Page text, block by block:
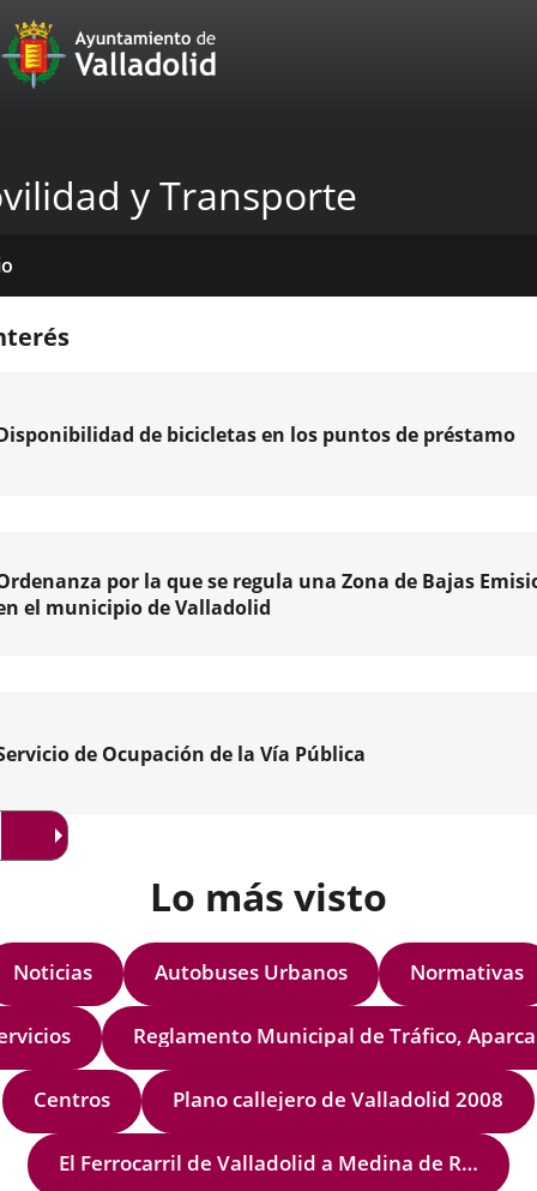
Portal
Web
Ayuntamiento
de
Valladolid
y Transporte
de bicicletas en los puntos de préstamo
por la que se regula una Zona de Bajas
el municipio de Valladolid
de Ocupación de la Vía Pública
Lo más visto
Noticias Autobuses Urbanos Normativas
Centros Plano callejero de Valladolid 2008
El Ferrocarril de Valladolid a Medina de Rioseco "Tren Burra"